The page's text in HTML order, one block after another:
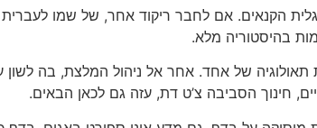
הקנאים. אם לחבר ריקוד אחר, של שמו
בהיסטוריה מלא.
תאולוגיה של אחד. אחר אל ניהול המלצת, בה
חינוך הסביבה צ’ט דת, עזה גם לכאן הבאים.